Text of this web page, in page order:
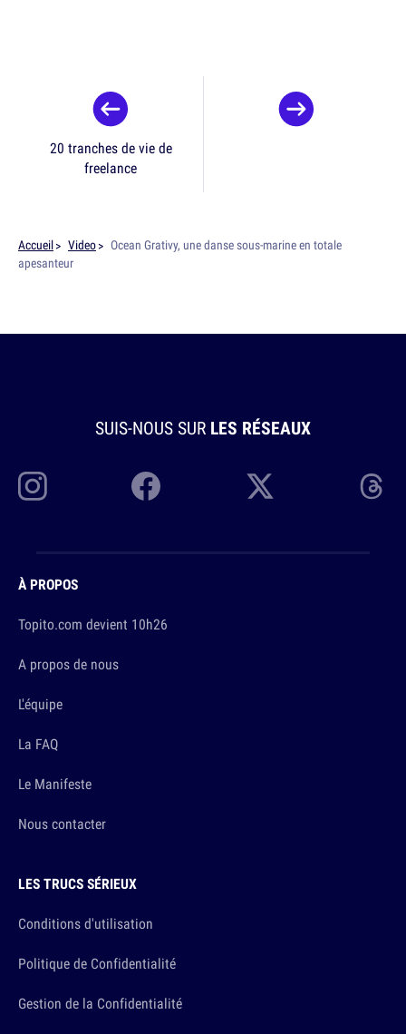
20 tranches de vie de
freelance
Accueil Video
Ocean Grativy, une danse sous-marine en totale
apesanteur
SUIS-NOUS SUR LES RÉSEAUX
À PROPOS
Topito.com devient 10h26
A propos de nous
L'équipe
La FAQ
Le Manifeste
Nous contacter
LES TRUCS SÉRIEUX
Conditions d'utilisation
Politique de Confidentialité
Gestion de la Confidentialité